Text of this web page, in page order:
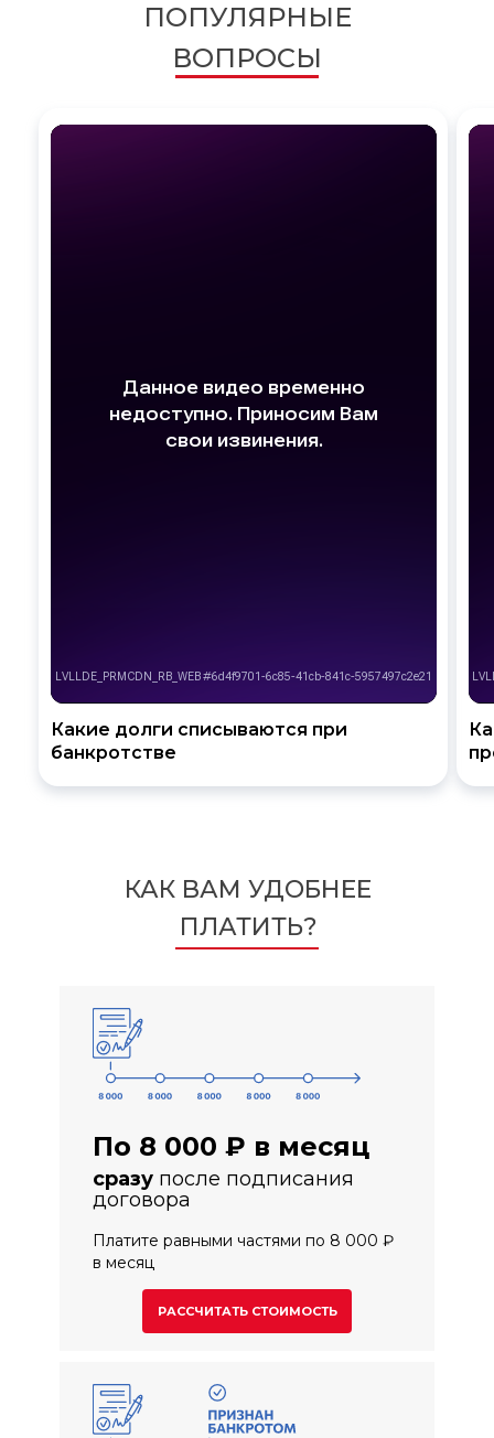
ПОПУЛЯРНЫЕ
ВОПРОСЫ
Какие долги списываются при
банкротстве
КАК ВАМ УДОБНЕЕ
ПЛАТИТЬ?
РАССЧИТАТЬ СТОИМОСТЬ
Платите равными частями по 8 000 ₽
в месяц
сразу после подписания
договора
По 8 000 ₽ в месяц